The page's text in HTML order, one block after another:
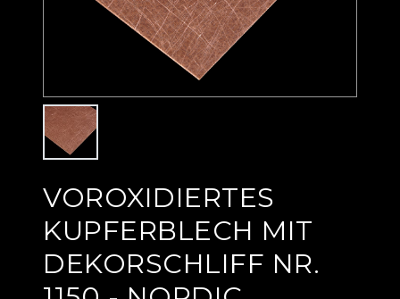
VOROXIDIERTES
KUPFERBLECH MIT
DEKORSCHLIFF NR.